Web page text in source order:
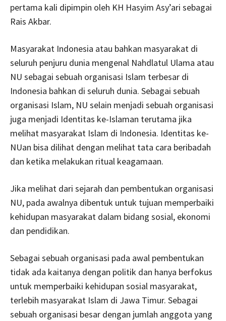
pertama kali dipimpin oleh KH Hasyim Asy’ari sebagai
Rais Akbar.
Masyarakat Indonesia atau bahkan masyarakat di
seluruh penjuru dunia mengenal Nahdlatul Ulama atau
NU sebagai sebuah organisasi Islam terbesar di
Indonesia bahkan di seluruh dunia. Sebagai sebuah
organisasi Islam, NU selain menjadi sebuah organisasi
juga menjadi Identitas ke-Islaman terutama jika
melihat masyarakat Islam di Indonesia. Identitas ke-
NUan bisa dilihat dengan melihat tata cara beribadah
dan ketika melakukan ritual keagamaan.
Jika melihat dari sejarah dan pembentukan organisasi
NU, pada awalnya dibentuk untuk tujuan memperbaiki
kehidupan masyarakat dalam bidang sosial, ekonomi
dan pendidikan.
Sebagai sebuah organisasi pada awal pembentukan
tidak ada kaitanya dengan politik dan hanya berfokus
untuk memperbaiki kehidupan sosial masyarakat,
terlebih masyarakat Islam di Jawa Timur. Sebagai
sebuah organisasi besar dengan jumlah anggota yang